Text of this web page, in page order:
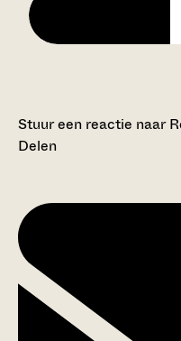
Stuur een reactie naar
Delen